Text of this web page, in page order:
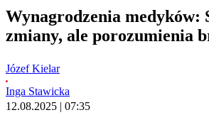
Wynagrodzenia medyków:
zmiany, ale porozumienia
Józef Kielar
Inga Stawicka
12.08.2025 | 07:35